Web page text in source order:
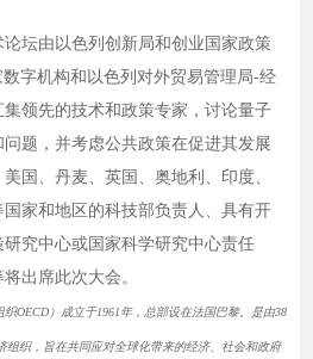
坛由以色列创新局和创业国家政策
字机构和以色列对外贸易管理局-经
领先的技术和政策专家，讨论量子
题，并考虑公共政策在促进其发展
国、丹麦、英国、奥地利、印度、
家和地区的科技部负责人、具有开
究中心或国家科学研究中心责任
出席此次大会。
OECD）成立于1961年，总部设在法国巴黎。是由38
组织，旨在共同应对全球化带来的经济、社会和政府